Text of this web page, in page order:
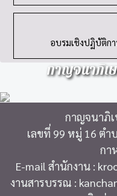
อบรมเชิงปฏิบัติกา
กาญจนาภิเ
กาญจนาภิ
เลขที่ 99 หมู่ 16 ตำ
กา
E-mail สำนักงาน :
งานสารบรรณ :